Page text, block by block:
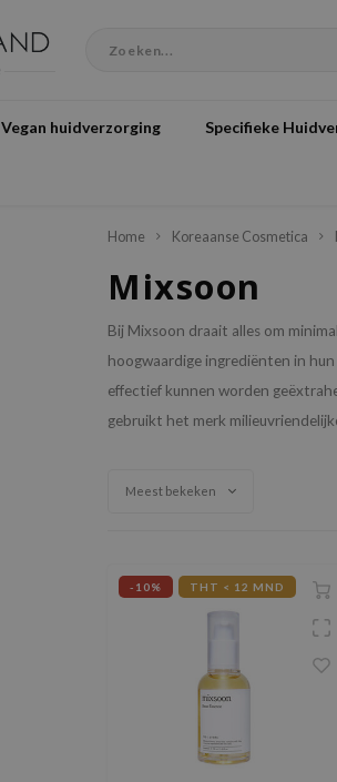
Vegan huidverzorging Specifieke
Home Koreaanse Cosmetica
Mixsoon
Bij Mixsoon draait alles om
hoogwaardige ingrediënten in
effectief kunnen worden
gebruikt het merk
Meest bekeken
-10% THT < 12 MND